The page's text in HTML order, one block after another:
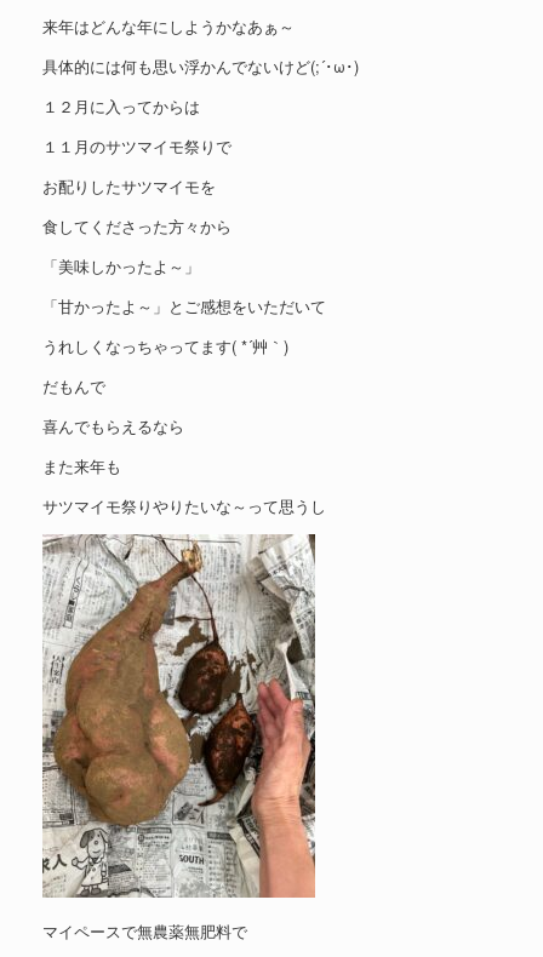
来年はどんな年にしようかなあぁ～
具体的には何も思い浮かんでないけど(;´･ω･)
１２月に入ってからは
１１月のサツマイモ祭りで
お配りしたサツマイモを
食してくださった方々から
「美味しかったよ～」
「甘かったよ～」とご感想をいただいて
うれしくなっちゃってます( *´艸｀)
だもんで
喜んでもらえるなら
また来年も
サツマイモ祭りやりたいな～って思うし
マイペースで無農薬無肥料で